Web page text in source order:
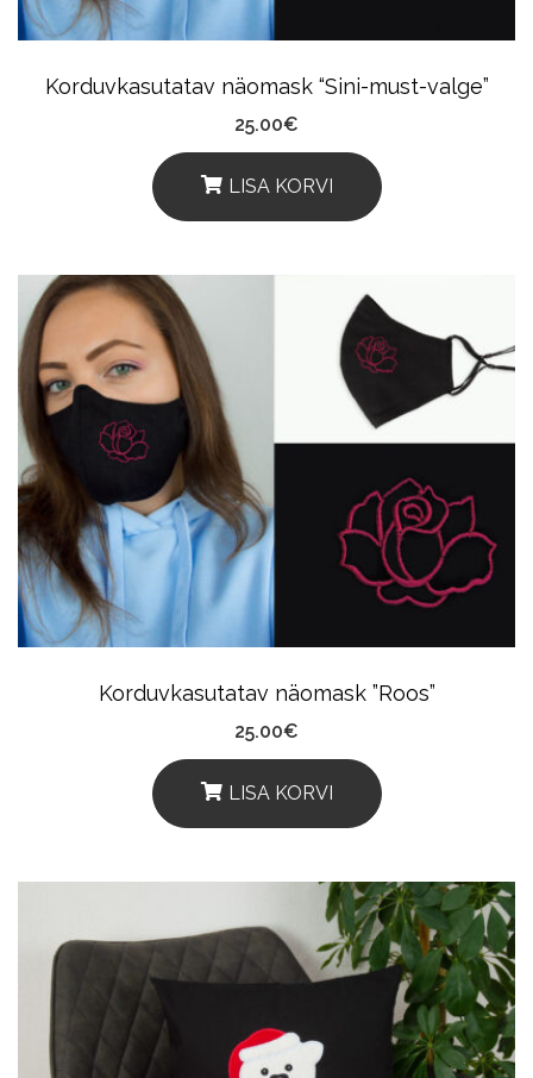
Korduvkasutatav näomask “Sini-must-valge”
25.00€
LISA KORVI
Korduvkasutatav näomask ”Roos”
25.00€
LISA KORVI